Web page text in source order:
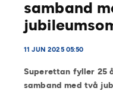
samband
11 JUN 2025 05:50
Superettan fyller 25
samband med två